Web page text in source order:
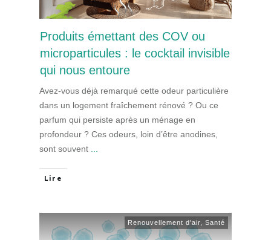
Produits émettant des COV ou
microparticules : le cocktail invisible
qui nous entoure
Avez-vous déjà remarqué cette odeur particulière
dans un logement fraîchement rénové ? Ou ce
parfum qui persiste après un ménage en
profondeur ? Ces odeurs, loin d’être anodines,
sont souvent
Lire
Renouvellement d'air ,Santé